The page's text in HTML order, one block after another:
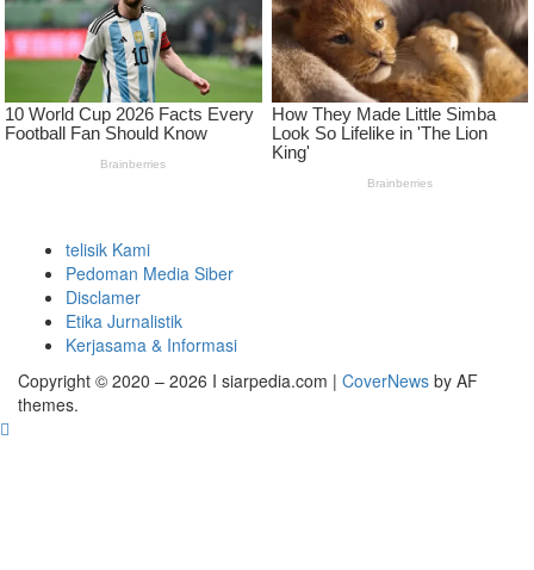
telisik Kami
Pedoman Media Siber
Disclamer
Etika Jurnalistik
Kerjasama & Informasi
Copyright © 2020 – 2026 I siarpedia.com | CoverNews by AF
themes.